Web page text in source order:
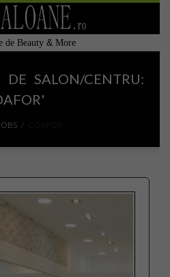
Japonia
Romania
de Beauty & More
DE SALON/CENTRU: